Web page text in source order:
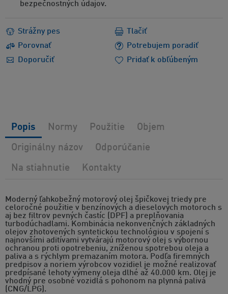
bezpečnostných údajov.
Strážny pes
Porovnať
Potrebujem poradiť
Doporučiť
Tlačiť
Pridať k obľúbeným
Moderný ľahkobežný motorový olej špičkovej triedy pre
celoročné použitie v benzínových a dieselových motoroch s
aj bez filtrov pevných častíc (DPF) a preplňovania
turbodúchadlami. Kombinácia nekonvenčných základných
olejov zhotovených syntetickou technológiou v spojení s
najnovšími aditívami vytvárajú motorový olej s výbornou
ochranou proti opotrebeniu, zníženou spotrebou oleja a
paliva a s rýchlym premazaním motora. Podľa firemných
predpisov a noriem výrobcov vozidiel je možné realizovať
predpísané lehoty výmeny oleja dlhé až 40.000 km. Olej je
vhodný pre osobné vozidlá s pohonom na plynná palivá
(CNG/LPG).
Popis Normy Použitie Objem
Originálny názov Odporúčanie
Na stiahnutie Kontakty